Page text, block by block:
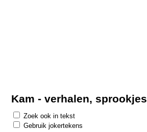
Kam - verhalen, sprookjes
Zoek ook in tekst
Gebruik jokertekens